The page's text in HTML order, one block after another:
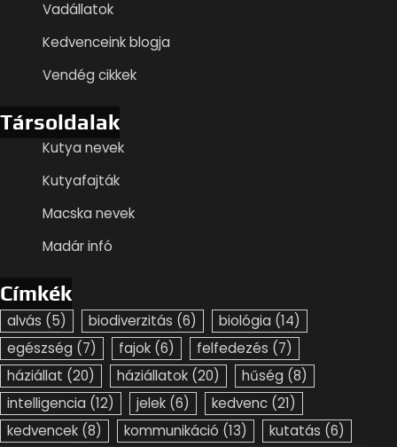
Vadállatok
Kedvenceink blogja
Vendég cikkek
Társoldalak
Kutya nevek
Kutyafajták
Macska nevek
Madár infó
Címkék
alvás (5) biodiverzitás (6) biológia (14)
egészség (7) fajok (6) felfedezés (7)
háziállat (20) háziállatok (20) hűség (8)
intelligencia (12) jelek (6) kedvenc (21)
kedvencek (8) kommunikáció (13) kutatás (6)